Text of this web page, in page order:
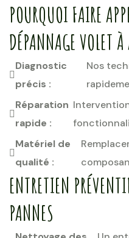
POURQUOI FAIRE
DÉPANNAGE VOLET
Diagnostic
précis :
Nos
Réparation
rapide :
Matériel de
qualité :
ENTRETIEN
PANNES